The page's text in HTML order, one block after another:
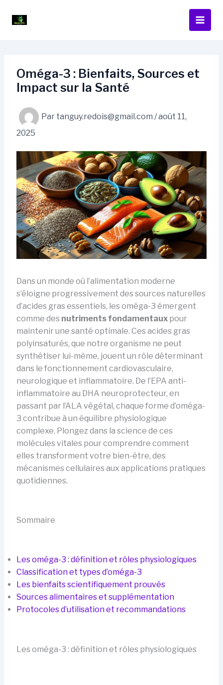
Oméga-3 : Bienfaits, Sources et
Impact sur la Santé
Par tanguy.redois@gmail.com /août 11,
2025
Dans un monde où l’alimentation moderne
s’éloigne progressivement des sources naturelles
d’acides gras essentiels, les oméga-3 émergent
comme des nutriments fondamentauxpour
maintenir une santé optimale. Ces acides gras
polyinsaturés, que notre organisme ne peut
synthétiser lui-même, jouent un rôle déterminant
dans le fonctionnement cardiovasculaire,
neurologique et inflammatoire. De l’EPA anti-
inflammatoire au DHA neuroprotecteur, en
passant par l’ALA végétal, chaque forme d’oméga-
3 contribue à un équilibre physiologique
complexe. Plongez dans la science de ces
molécules vitales pour comprendre comment
elles transforment votre bien-être, des
mécanismes cellulaires aux applications pratiques
quotidiennes.
Sommaire
Les oméga-3 : définition et rôles physiologiques
Classification et types d’oméga-3
Les bienfaits scientifiquement prouvés
Sources alimentaires et supplémentation
Protocoles d’utilisation et recommandations
Les oméga-3 : définition et rôles physiologiques